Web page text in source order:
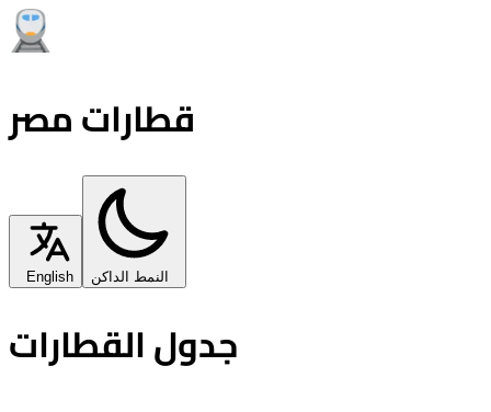
قطارات مصر
English النمط الداكن
جدول القطارات